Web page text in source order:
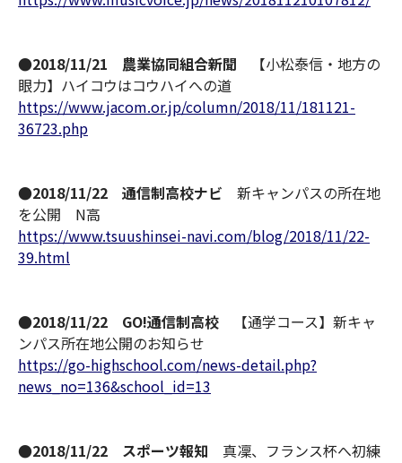
●2018/11/21 農業協同組合新聞 【小松泰信・地方の
眼力】ハイコウはコウハイへの道
https://www.jacom.or.jp/column/2018/11/181121-
36723.php
●2018/11/22 通信制高校ナビ 新キャンパスの所在地
を公開 N高
https://www.tsuushinsei-navi.com/blog/2018/11/22-
39.html
●2018/11/22 GO!通信制高校 【通学コース】新キャ
ンパス所在地公開のお知らせ
https://go-highschool.com/news-detail.php?
news_no=136&school_id=13
●2018/11/22 スポーツ報知 真凜、フランス杯へ初練